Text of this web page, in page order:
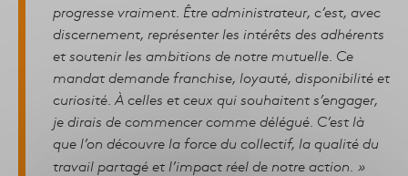
progresse vraiment. Être administrateur, c’est, avec
discernement, représenter les intérêts des adhérents
et soutenir les ambitions de notre mutuelle. Ce
mandat demande franchise, loyauté, disponibilité et
curiosité. À celles et ceux qui souhaitent s’engager,
je dirais de commencer comme délégué. C’est là
que l’on découvre la force du collectif, la qualité du
travail partagé et l’impact réel de notre action. »